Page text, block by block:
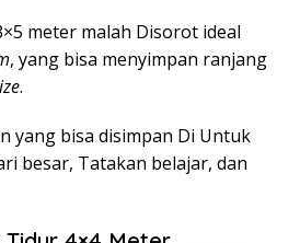
meter malah Disorot ideal
, yang bisa menyimpan ranjang
.
yang bisa disimpan Di Untuk
besar, Tatakan belajar, dan